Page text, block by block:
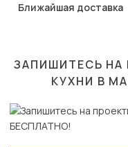
Ближайшая доставка
ЗАПИШИТЕСЬ НА
КУХНИ В